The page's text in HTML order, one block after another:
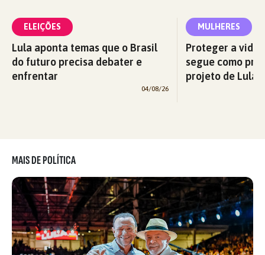
ELEIÇÕES
Lula aponta temas que o Brasil
do futuro precisa debater e
enfrentar
04/08/26
MULHERES
Proteger a vida
segue como
projeto de Lula
MAIS DE POLÍTICA